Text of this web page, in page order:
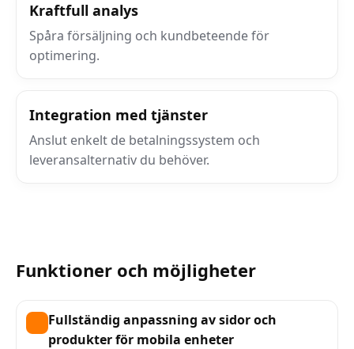
Kraftfull analys
Spåra försäljning och kundbeteende för
optimering.
Integration med tjänster
Anslut enkelt de betalningssystem och
leveransalternativ du behöver.
Funktioner och möjligheter
Fullständig anpassning av sidor och
produkter för mobila enheter